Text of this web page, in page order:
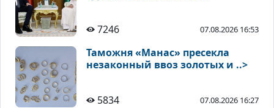
7246 07.08.2026 16:53
Таможня «Манас» пресекла
незаконный ввоз золотых и ..>
5834 07.08.2026 16:27